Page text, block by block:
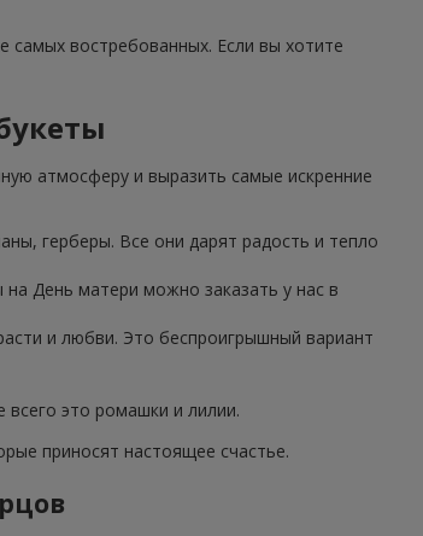
самых востребованных. Если вы хотите
атмосферу и выразить самые искренние
герберы. Все они дарят радость и тепло
День матери можно заказать у нас в
и любви. Это беспроигрышный вариант
это ромашки и лилии.
приносят настоящее счастье.